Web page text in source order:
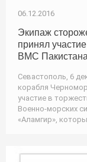
06.12.2016
Экипаж
принял
ВМС
Севастополь, 6
корабля
участие в
Военно-морских
«Аламгир»,